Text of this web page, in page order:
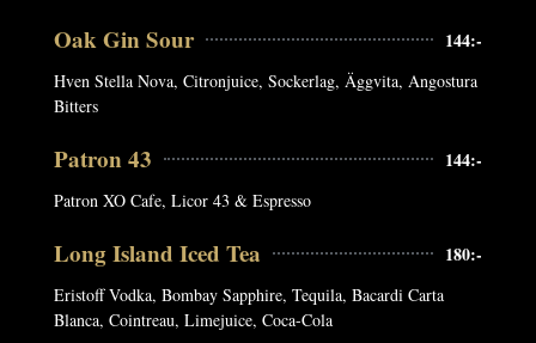
Oak Gin Sour 144:-
Hven Stella Nova, Citronjuice, Sockerlag, Äggvita, Angostura
Bitters
Patron 43 144:-
Patron XO Cafe, Licor 43 & Espresso
Long Island Iced Tea 180:-
Eristoff Vodka, Bombay Sapphire, Tequila, Bacardi Carta
Blanca, Cointreau, Limejuice, Coca-Cola